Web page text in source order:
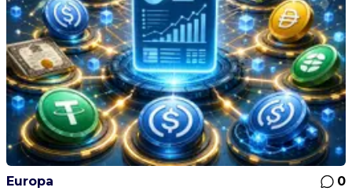
Europa
0